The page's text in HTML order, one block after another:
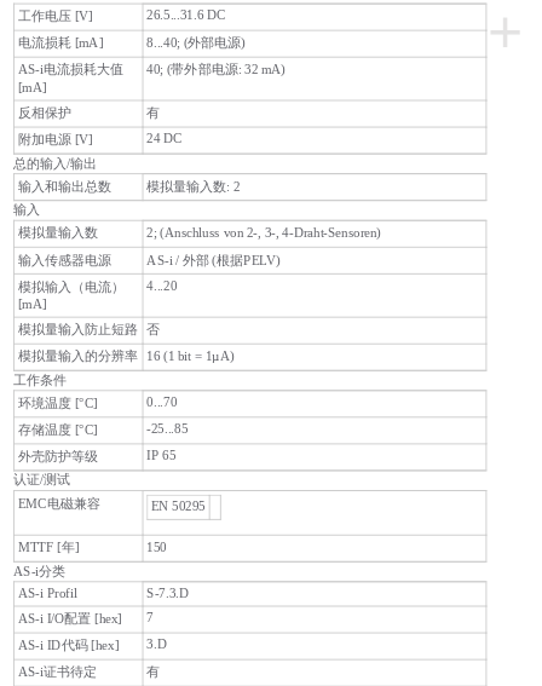
+
工作电压 [V]
26.5...31.6 DC
电流损耗 [mA]
8...40; (外部电源)
AS-i电流损耗大值
[mA]
40; (带外部电源: 32 mA)
反相保护
有
附加电源 [V]
24 DC
总的输入/输出
输入和输出总数
模拟量输入数: 2
输入
模拟量输入数
2; (Anschluss von 2-, 3-, 4-Draht-Sensoren)
输入传感器电源
AS-i / 外部 (根据PELV)
模拟输入（电流）
[mA]
4...20
模拟量输入防止短路 否
模拟量输入的分辨率 16 (1 bit = 1µA)
工作条件
环境温度 [°C]
0...70
存储温度 [°C]
-25...85
外壳防护等级
IP 65
认证/测试
EMC电磁兼容
EN 50295
MTTF [年]
150
AS-i分类
AS-i Profil
S-7.3.D
AS-i I/O配置 [hex]
7
AS-i ID代码 [hex]
3.D
AS-i证书待定
有